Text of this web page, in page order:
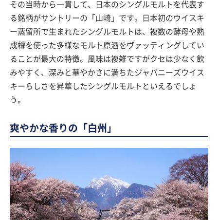
その当時から一貫して、日本のシングルモルトを代表す
る銘柄がサントリーの「山崎」です。日本初のウイスキ
ー蒸留所で生まれたシングルモルトは、複数の酵母や熟
成樽を使った多様なモルト原酒をヴァッティングしてい
ることが最大の特徴。風味は複雑ですがクセは少なく飲
みやすく、深みと華やかさに満ちたジャパニーズウイス
キーらしさを昇華したシングルモルトといえるでしょ
う。
爽やかな香りの「白州」